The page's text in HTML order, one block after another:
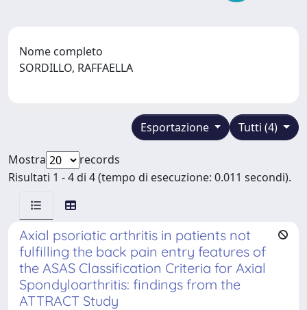
Nome completo
SORDILLO, RAFFAELLA
Tutti (4)
Esportazione
Mostra
records
Risultati 1 - 4 di 4 (tempo di esecuzione: 0.011 secondi).
Axial psoriatic arthritis in patients not
fulfilling the back pain entry features of
the ASAS Classification Criteria for Axial
Spondyloarthritis: findings from the
ATTRACT Study